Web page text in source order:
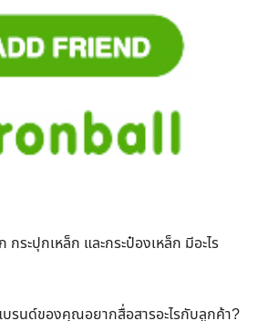
ระปุกเหล็ก และกระป๋องเหล็ก มีอะไร
นด์ของคุณอยากสื่อสารอะไรกับลูกค้า?